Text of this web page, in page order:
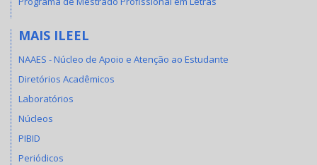
MAIS ILEEL
NAAES - Núcleo de Apoio e Atenção ao Estudante
Diretórios Acadêmicos
Laboratórios
Núcleos
PIBID
Periódicos